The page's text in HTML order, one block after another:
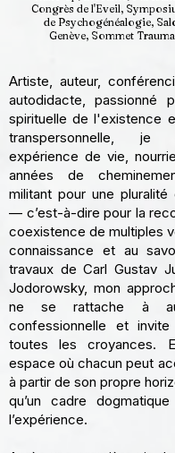
Congrès de l'Eveil,
de Psychogénéalogie,
Genève, Sommet
Artiste, auteur,
autodidacte, passionné
spirituelle de l'existence
transpersonnelle, je
expérience de vie,
années de
militant pour une pluralité
— c’est-à-dire pour la
coexistence de multiples
connaissance et au
travaux de Carl Gustav
Jodorowsky, mon
ne se rattache à
confessionnelle et
toutes les croyances.
espace où chacun peut
à partir de son propre
qu’un cadre
l’expérience.